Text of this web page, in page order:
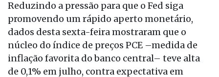
Reduzindo a pressão para que o Fed siga
promovendo um rápido aperto monetário,
dados desta sexta-feira mostraram que o
núcleo do índice de preços PCE –medida de
inflação favorita do banco central– teve alta
de 0,1% em julho, contra expectativa em